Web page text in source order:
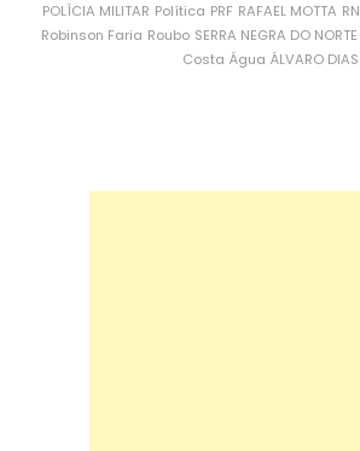
POLÍCIA MILITAR Política PRF RAFAEL MOTTA RN
Robinson Faria Roubo SERRA NEGRA DO NORTE
Costa Água ÁLVARO DIAS